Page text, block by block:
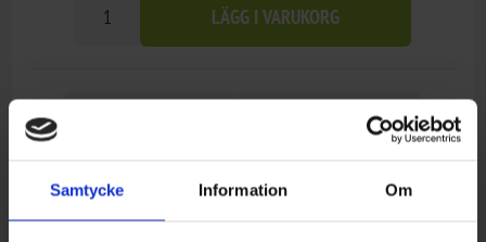
Samtycke Information Om
LÄGG I VARUKORG
Jämför denna produkt
Onlinelager:
oss).